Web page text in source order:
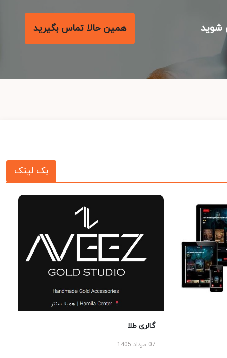
همین حالا تماس بگیرید
بک لینک
گالری طلا
07 مرداد 1405